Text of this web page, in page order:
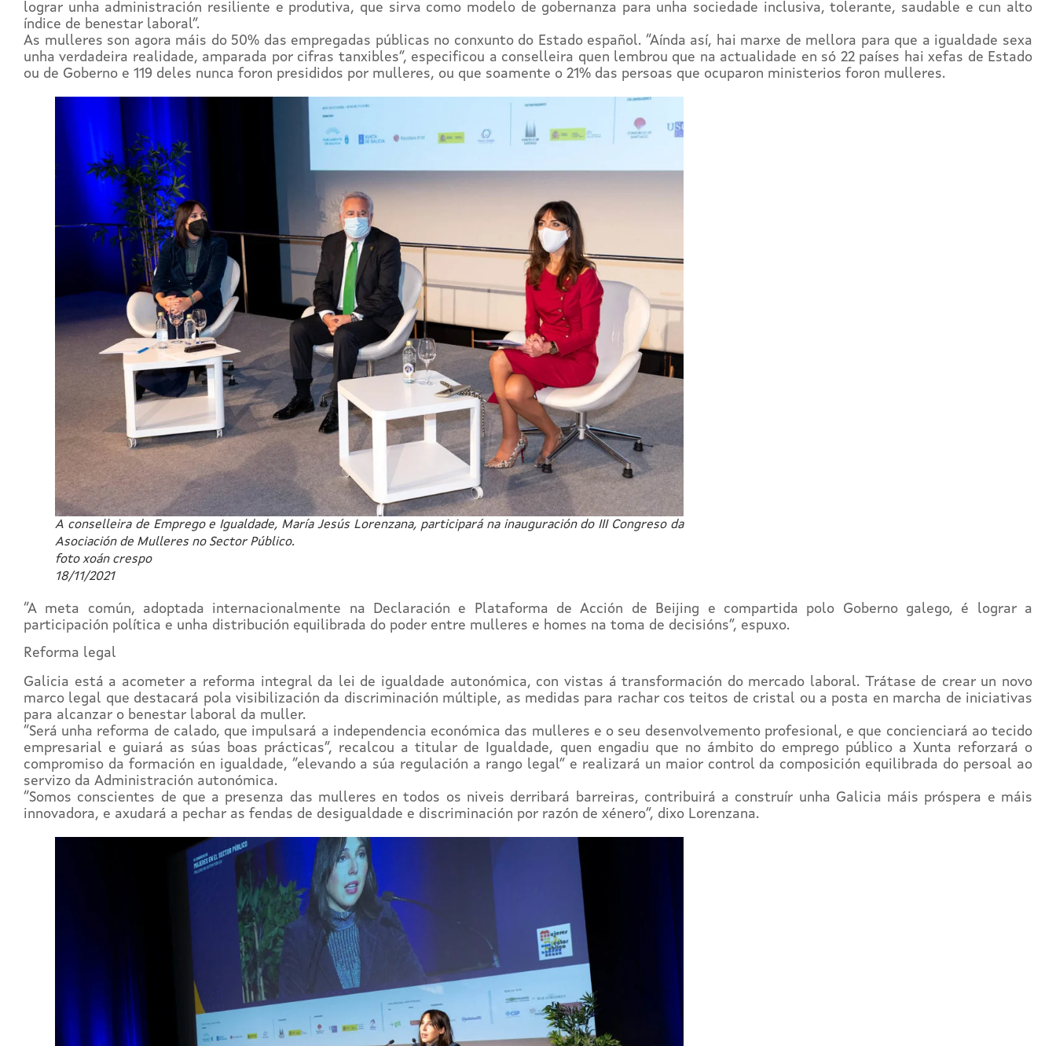
lograr unha administración resiliente e produtiva, que sirva como modelo de gobernanza para unha sociedade inclusiva, tolerante, saudable e cun alto
índice de benestar laboral”.
As mulleres son agora máis do 50% das empregadas públicas no conxunto do Estado español. “Aínda así, hai marxe de mellora para que a igualdade sexa
unha verdadeira realidade, amparada por cifras tanxibles”, especificou a conselleira quen lembrou que na actualidade en só 22 países hai xefas de Estado
ou de Goberno e 119 deles nunca foron presididos por mulleres, ou que soamente o 21% das persoas que ocuparon ministerios foron mulleres.
A conselleira de Emprego e Igualdade, María Jesús Lorenzana, participará na inauguración do III Congreso da
Asociación de Mulleres no Sector Público.
foto xoán crespo
18/11/2021
“A meta común, adoptada internacionalmente na Declaración e Plataforma de Acción de Beijing e compartida polo Goberno galego, é lograr a
participación política e unha distribución equilibrada do poder entre mulleres e homes na toma de decisións”, espuxo.
Reforma legal
Galicia está a acometer a reforma integral da lei de igualdade autonómica, con vistas á transformación do mercado laboral. Trátase de crear un novo
marco legal que destacará pola visibilización da discriminación múltiple, as medidas para rachar cos teitos de cristal ou a posta en marcha de iniciativas
para alcanzar o benestar laboral da muller.
“Será unha reforma de calado, que impulsará a independencia económica das mulleres e o seu desenvolvemento profesional, e que concienciará ao tecido
empresarial e guiará as súas boas prácticas”, recalcou a titular de Igualdade, quen engadiu que no ámbito do emprego público a Xunta reforzará o
compromiso da formación en igualdade, “elevando a súa regulación a rango legal” e realizará un maior control da composición equilibrada do persoal ao
servizo da Administración autonómica.
“Somos conscientes de que a presenza das mulleres en todos os niveis derribará barreiras, contribuirá a construír unha Galicia máis próspera e máis
innovadora, e axudará a pechar as fendas de desigualdade e discriminación por razón de xénero”, dixo Lorenzana.